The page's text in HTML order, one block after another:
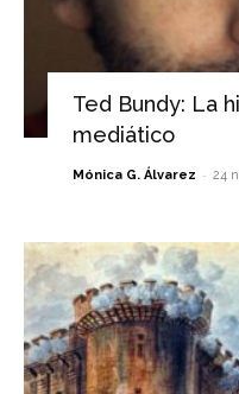
Ted Bundy: La
mediático
Mónica G. Álvarez - 24